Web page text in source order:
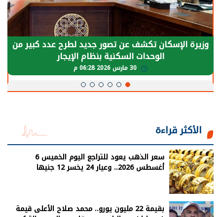
الرئيس السيسي: توقف الأنشطة في قطاع الطاقة
يحتاج إلى سنوات لعودة معدلات الإنتاج الطبيعية
الأكثر قراءة
سعر الذهب يعود للتراجع اليوم الخميس 6
أغسطس 2026.. وعيار 24 يخسر 12 جنيها
بقيمة 22 مليون يورو.. محمد صلاح الأعلى قيمة